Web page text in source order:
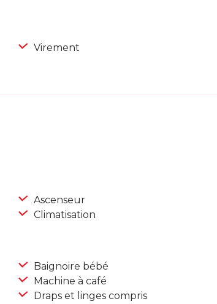
Virement
Ascenseur
Climatisation
Baignoire bébé
Machine à café
Draps et linges compris